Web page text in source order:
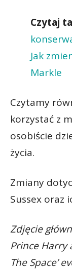
Czytaj
Jak
Markle
Czytamy
korzystać z
osobiście
życia.
Zmiany
Sussex oraz
Zdjęcie
Prince Harry
The Space’